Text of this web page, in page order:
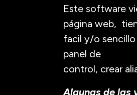
Este software
página web,
facil y/o sencillo
panel de
control, crear
Algunas de las